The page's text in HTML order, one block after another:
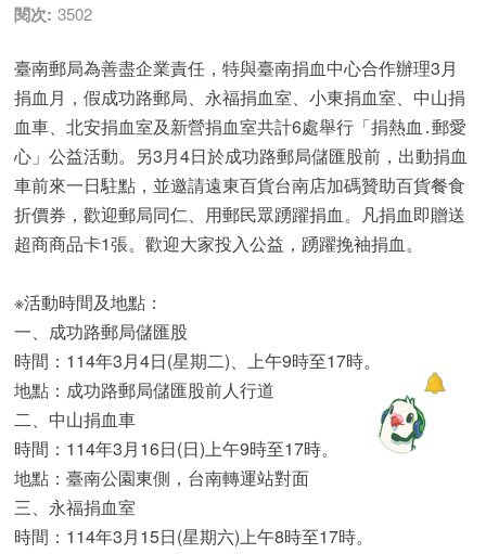
閱次: 3502
臺南郵局為善盡企業責任，特與臺南捐血中心合作辦理3月
捐血月，假成功路郵局、永福捐血室、小東捐血室、中山捐
血車、北安捐血室及新營捐血室共計6處舉行「捐熱血․郵愛
心」公益活動。另3月4日於成功路郵局儲匯股前，出動捐血
車前來一日駐點，並邀請遠東百貨台南店加碼贊助百貨餐食
折價券，歡迎郵局同仁、用郵民眾踴躍捐血。凡捐血即贈送
超商商品卡1張。歡迎大家投入公益，踴躍挽袖捐血。
※活動時間及地點：
一、成功路郵局儲匯股
時間：114年3月4日(星期二)、上午9時至17時。
地點：成功路郵局儲匯股前人行道
二、中山捐血車
時間：114年3月16日(日)上午9時至17時。
地點：臺南公園東側，台南轉運站對面
三、永福捐血室
時間：114年3月15日(星期六)上午8時至17時。